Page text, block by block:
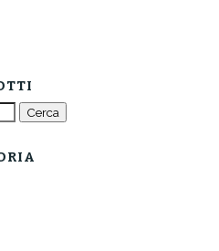
Cerca